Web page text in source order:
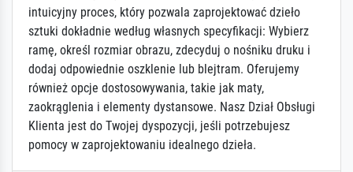
intuicyjny proces, który pozwala zaprojektować dzieło
sztuki dokładnie według własnych specyfikacji: Wybierz
ramę, określ rozmiar obrazu, zdecyduj o nośniku druku i
dodaj odpowiednie oszklenie lub blejtram. Oferujemy
również opcje dostosowywania, takie jak maty,
zaokrąglenia i elementy dystansowe. Nasz Dział Obsługi
Klienta jest do Twojej dyspozycji, jeśli potrzebujesz
pomocy w zaprojektowaniu idealnego dzieła.